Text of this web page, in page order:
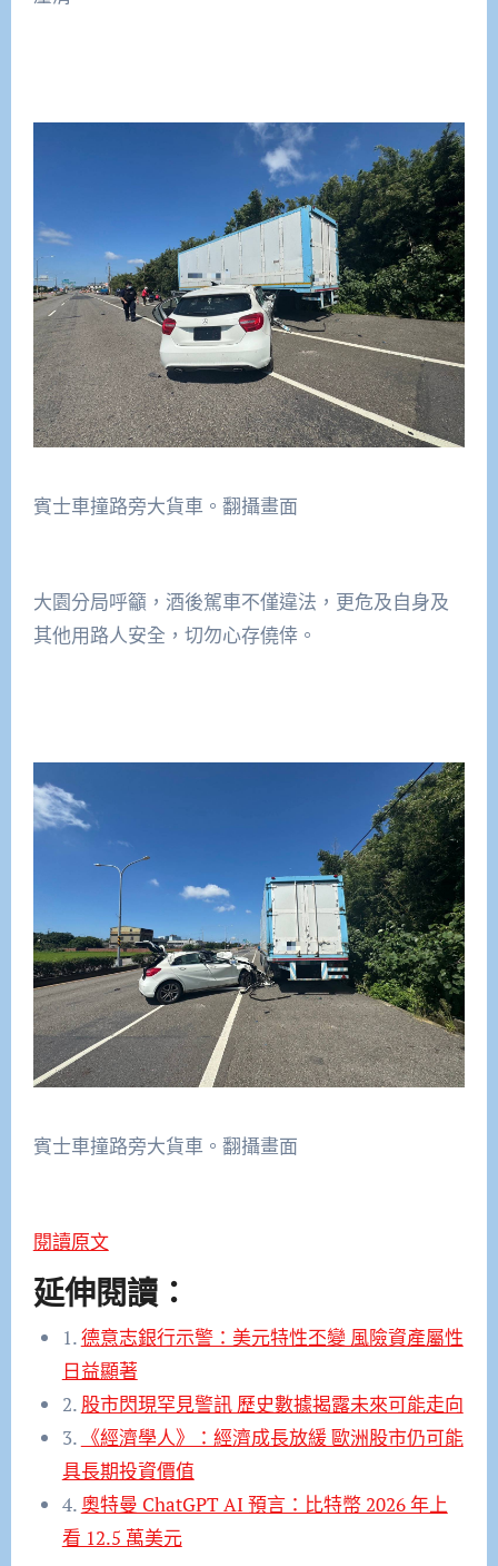
賓士車撞路旁大貨車。翻攝畫面
大園分局呼籲，酒後駕車不僅違法，更危及自身及
其他用路人安全，切勿心存僥倖。
賓士車撞路旁大貨車。翻攝畫面
閱讀原文
延伸閱讀：
1.德意志銀行示警：美元特性丕變 風險資產屬性
日益顯著
2. 股市閃現罕見警訊 歷史數據揭露未來可能走向
3. 《經濟學人》：經濟成長放緩 歐洲股市仍可能
具長期投資價值
4.奧特曼 ChatGPT AI 預言：比特幣 2026 年上
看 12.5 萬美元